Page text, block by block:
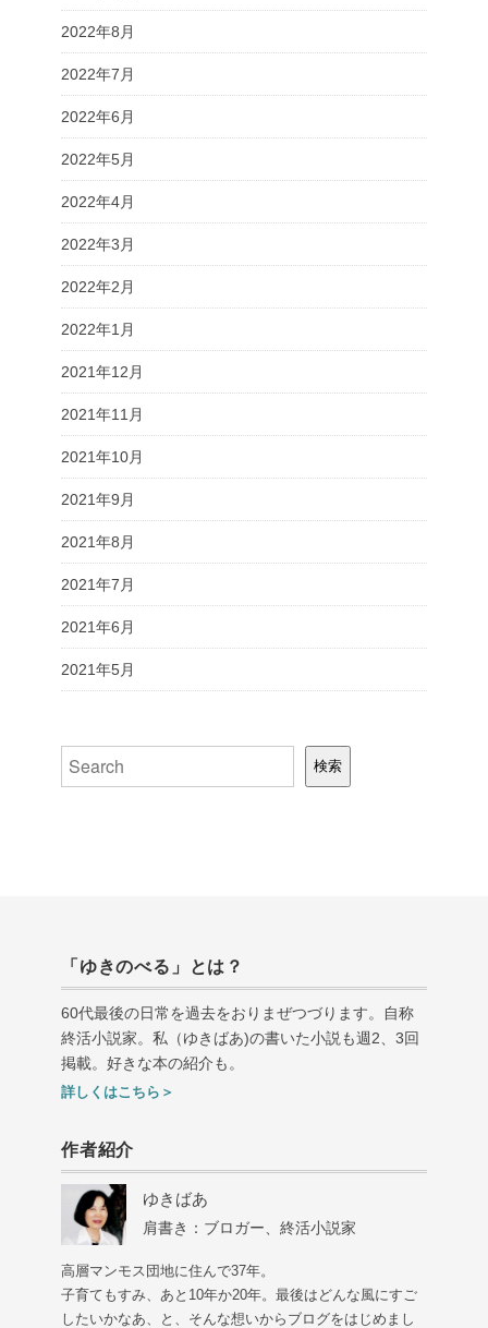
2022年8月
2022年7月
2022年6月
2022年5月
2022年4月
2022年3月
2022年2月
2022年1月
2021年12月
2021年11月
2021年10月
2021年9月
2021年8月
2021年7月
2021年6月
2021年5月
検索 検索
「ゆきのべる」とは？
60代最後の日常を過去をおりまぜつづります。自称
終活小説家。私（ゆきばあ)の書いた小説も週 2 3回
掲載。好きな本の紹介も。
詳しくはこちら＞
作者紹介
ゆきばあ
肩書き：ブロガー、終活小説家
高層マンモス団地に住んで37年。
子育てもすみ、あと10年か20年。最後はどんな風にすご
したいかなあ、と、そんな想いからブログをはじめまし